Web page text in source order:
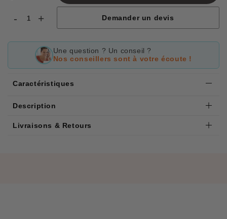
- + Demander un devis
Une question ? Un conseil ?
Nos conseillers sont à votre écoute !
Caractéristiques
Description
Livraisons & Retours